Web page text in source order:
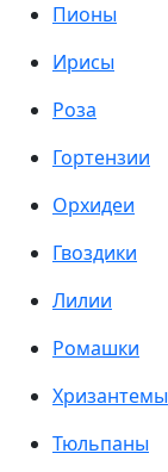
Пионы
Ирисы
Роза
Гортензии
Орхидеи
Гвоздики
Лилии
Ромашки
Хризантемы
Тюльпаны